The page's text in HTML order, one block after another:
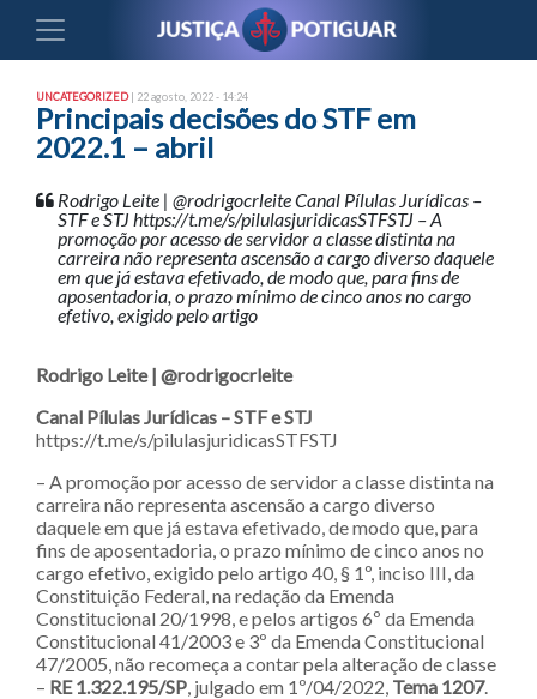
UNCATEGORIZED| 22 agosto, 2022 - 14:24
Principais decisões do STF em
2022.1 – abril
Rodrigo Leite | @rodrigocrleite Canal Pílulas Jurídicas –
STF e STJ https://t.me/s/pilulasjuridicasSTFSTJ – A
promoção por acesso de servidor a classe distinta na
carreira não representa ascensão a cargo diverso daquele
em que já estava efetivado, de modo que, para fins de
aposentadoria, o prazo mínimo de cinco anos no cargo
efetivo, exigido pelo artigo
Rodrigo Leite | @rodrigocrleite
Canal Pílulas Jurídicas – STF e STJ
https://t.me/s/pilulasjuridicasSTFSTJ
– A promoção por acesso de servidor a classe distinta na
carreira não representa ascensão a cargo diverso
daquele em que já estava efetivado, de modo que, para
fins de aposentadoria, o prazo mínimo de cinco anos no
cargo efetivo, exigido pelo artigo 40, § 1º, inciso III, da
Constituição Federal, na redação da Emenda
Constitucional 20/1998, e pelos artigos 6º da Emenda
Constitucional 41/2003 e 3º da Emenda Constitucional
47/2005, não recomeça a contar pela alteração de classe
– RE 1.322.195/SP, julgado em 1º/04/2022, Tema 1207.